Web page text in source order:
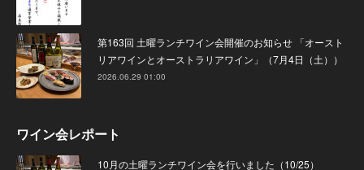
第163回 土曜ランチワイン会開催のお知らせ 「オースト
リアワインとオーストラリアワイン」（7月4日（土））
2026.06.29 01:00
ワイン会レポート
10月の土曜ランチワイン会を行いました（10/25）